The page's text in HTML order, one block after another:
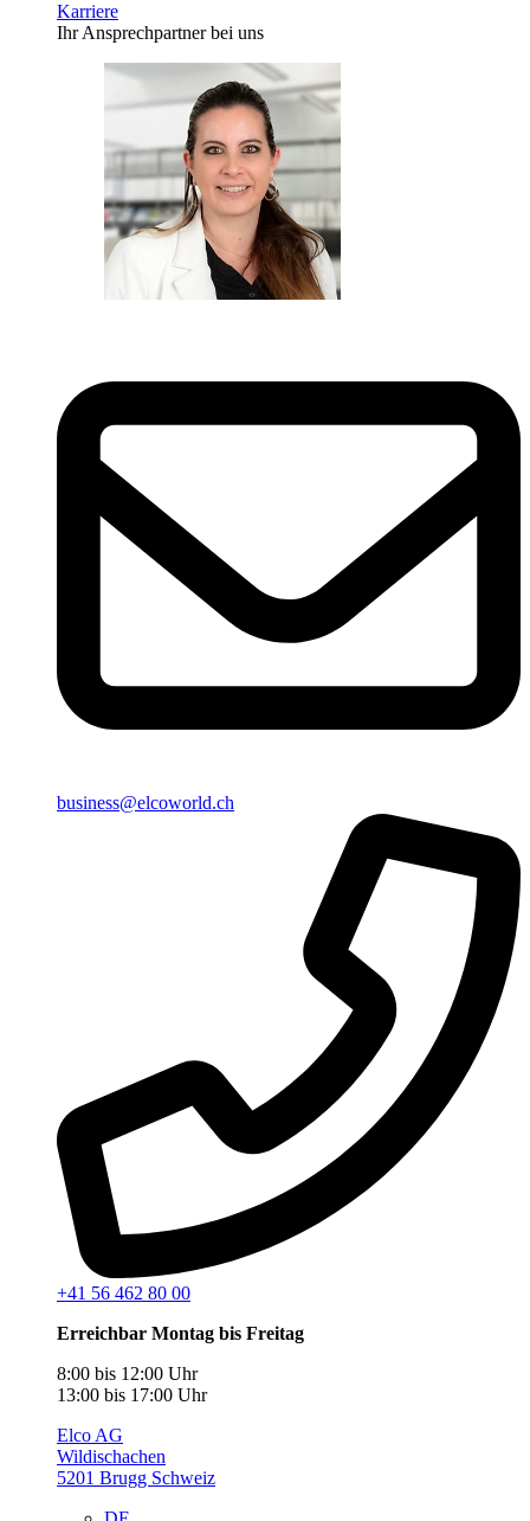
Karriere
Ihr Ansprechpartner bei uns
business@elcoworld.ch
+41 56 462 80 00
Erreichbar Montag bis Freitag
8:00 bis 12:00 Uhr
13:00 bis 17:00 Uhr
Elco AG
Wildischachen
5201 Brugg Schweiz